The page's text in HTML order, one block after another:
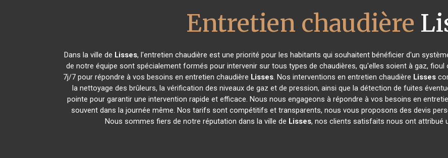
Entretien chaudière
Dans la ville de Lisses, l'entretien chaudière est une priorité pour les habitants qui souhaitent bénéficier d'un
de notre équipe sont spécialement formés pour intervenir sur tous types de chaudières, qu'elles soient à gaz,
7j/7 pour répondre à vos besoins en entretien chaudière Lisses. Nos interventions en entretien chaudière Lisses
la nettoyage des brûleurs, la vérification des niveaux de gaz et de pression, ainsi que la détection de fuites
pointe pour garantir une intervention rapide et efficace. Nous nous engageons à répondre à vos besoins en
souvent dans la journée même. Nos tarifs sont compétitifs et transparents, nous vous proposons des devis
Nous sommes fiers de notre réputation dans la ville de Lisses, nos clients satisfaits nous ont attribué